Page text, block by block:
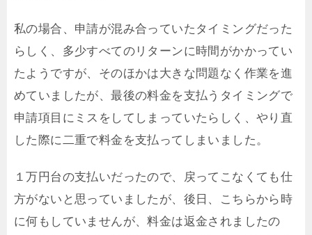
私の場合、申請が混み合っていたタイミングだった
らしく、多少すべてのリターンに時間がかかってい
たようですが、そのほかは大きな問題なく作業を進
めていましたが、最後の料金を支払うタイミングで
申請項目にミスをしてしまっていたらしく、やり直
した際に二重で料金を支払ってしまいました。
１万円台の支払いだったので、戻ってこなくても仕
方がないと思っていましたが、後日、こちらから時
に何もしていませんが、料金は返金されましたの